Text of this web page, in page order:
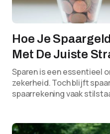
Hoe Je
Met De Juiste
Sparen is een essentieel
zekerheid. Toch blijft
spaarrekening vaak